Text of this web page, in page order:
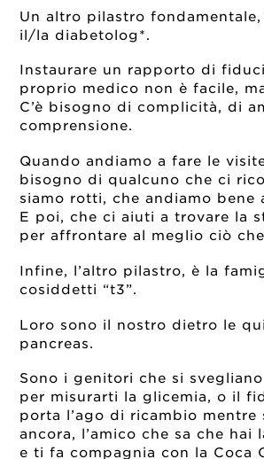
Un altro pilastro
il/la diabetolog*.
Instaurare un rapporto di
proprio medico non è facile,
C’è bisogno di complicità, di
comprensione.
Quando andiamo a fare le
bisogno di qualcuno che ci
siamo rotti, che andiamo bene
E poi, che ci aiuti a trovare la
per affrontare al meglio ciò
Infine, l’altro pilastro, è la
cosiddetti “t3”.
Loro sono il nostro dietro le
pancreas.
Sono i genitori che si
per misurarti la glicemia, o il
porta l’ago di ricambio mentre
ancora, l’amico che sa che hai
e ti fa compagnia con la Coca